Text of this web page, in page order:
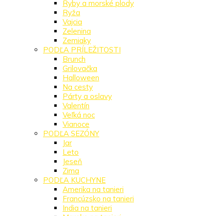
Ryby a morské plody
Ryža
Vajcia
Zelenina
Zemiaky
PODĽA PRÍLEŽITOSTI
Brunch
Grilovačka
Halloween
Na cesty
Párty a oslavy
Valentín
Veľká noc
Vianoce
PODĽA SEZÓNY
Jar
Leto
Jeseň
Zima
PODĽA KUCHYNE
Amerika na tanieri
Francúzsko na tanieri
India na tanieri